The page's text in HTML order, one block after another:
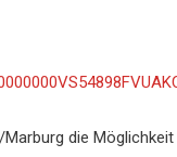
die